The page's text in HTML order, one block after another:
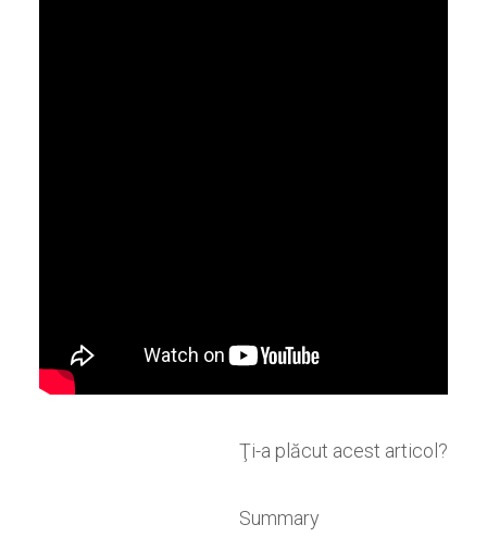
Ţi-a plăcut acest articol?
Summary